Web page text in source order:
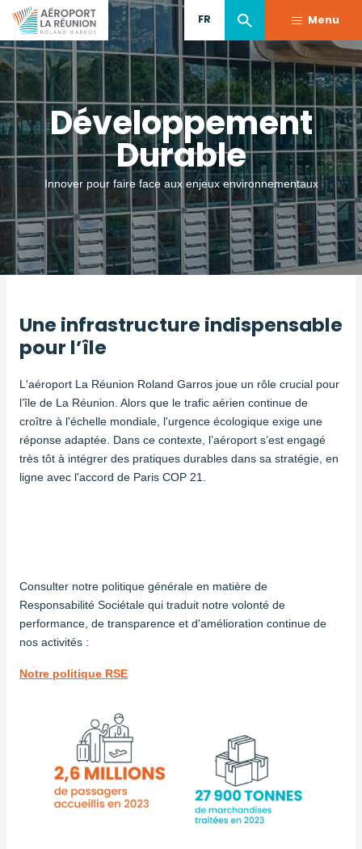
Aller
au
contenu
principal
FR Menu
Développement
Durable
Innover pour faire face aux enjeux environnementaux
Une infrastructure indispensable
pour l’île
L'aéroport La Réunion Roland Garros joue un rôle crucial pour
l’île de La Réunion. Alors que le trafic aérien continue de
croître à l'échelle mondiale, l'urgence écologique exige une
réponse adaptée. Dans ce contexte, l’aéroport s’est engagé
très tôt à intégrer des pratiques durables dans sa stratégie, en
ligne avec l'accord de Paris COP 21.
Consulter notre politique générale en matière de
Responsabilité Sociétale qui traduit notre volonté de
performance, de transparence et d'amélioration continue de
nos activités :
Notre politique RSE